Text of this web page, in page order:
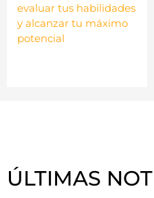
evaluar tus habilidades
y alcanzar tu máximo
potencial
ÚLTIMAS